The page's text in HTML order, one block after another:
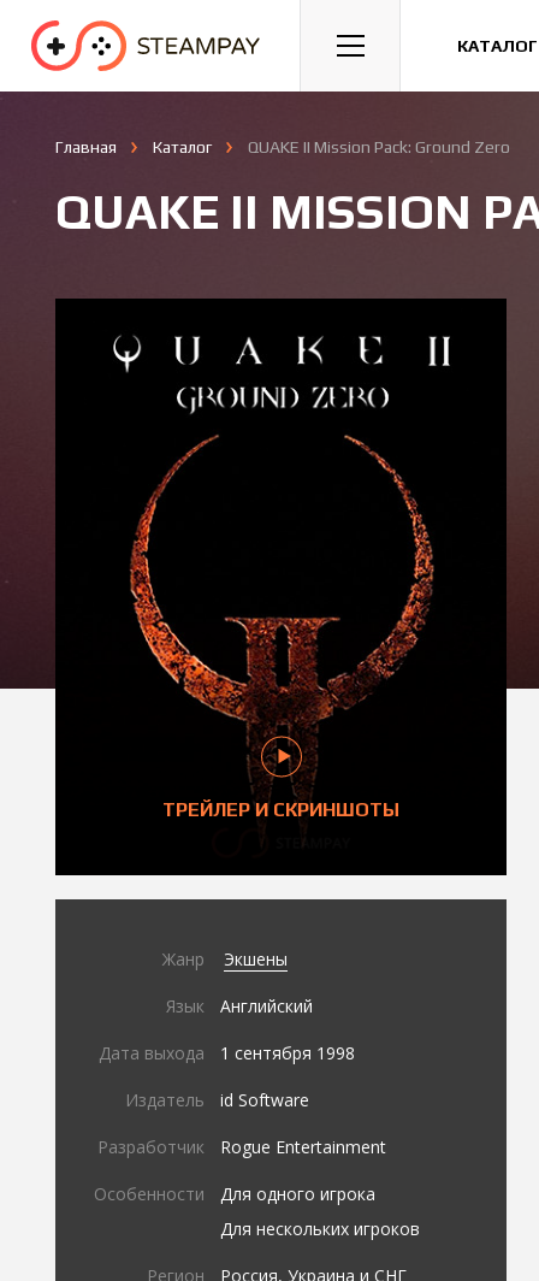
Спорт Гонки Казуальные
Главная Каталог QUAKE II Mission Pack: Ground Zero
QUAKE II MISSION
ТРЕЙЛЕР И СКРИНШОТЫ
Жанр Экшены
Язык Английский
Дата выхода 1 сентября 1998
Издатель id Software
Разработчик Rogue Entertainment
Особенности
Для одного игрока
Для нескольких игроков
Регион Россия, Украина и СНГ